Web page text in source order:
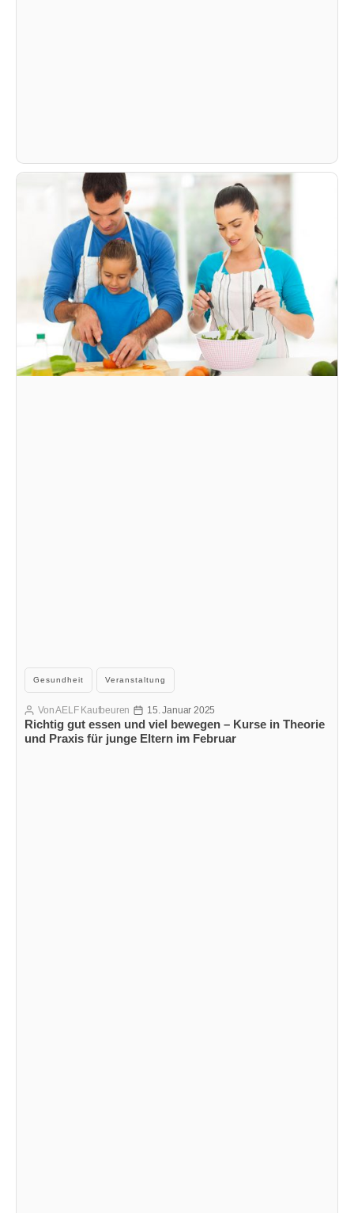
Kategorien
Gesundheit Veranstaltung
Richtig gut essen und viel bewegen – Kurse in Theorie
und Praxis für junge Eltern im Februar
Beitragsautor
VonAELF Kaufbeuren Veröffentlichungsdatum
15. Januar 2025